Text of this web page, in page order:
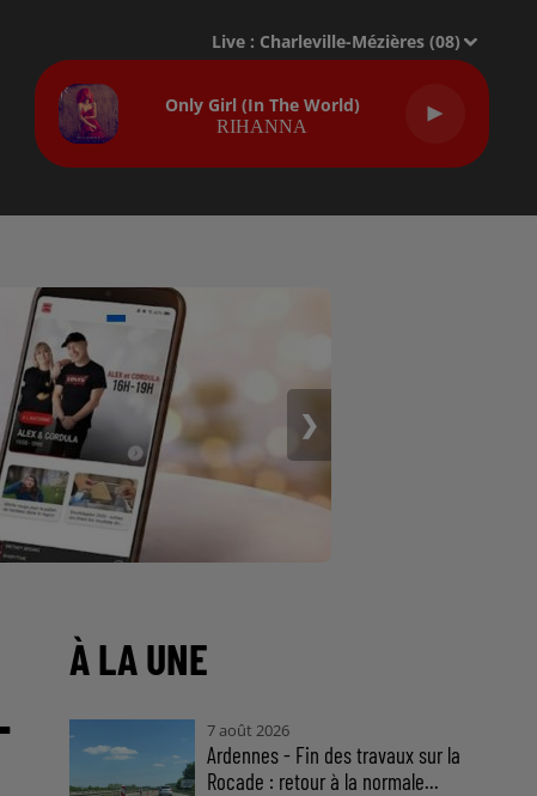
Live : Charleville-Mézières (08)
Only Girl (in The World)
RIHANNA
❯
À LA UNE
7 août 2026
Ardennes - Fin des travaux sur la
Rocade : retour à la normale...